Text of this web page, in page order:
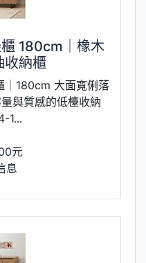
180cm｜橡木
收納櫃
｜180cm 大面寬俐落
與質感的低檯收納
1...
元
息